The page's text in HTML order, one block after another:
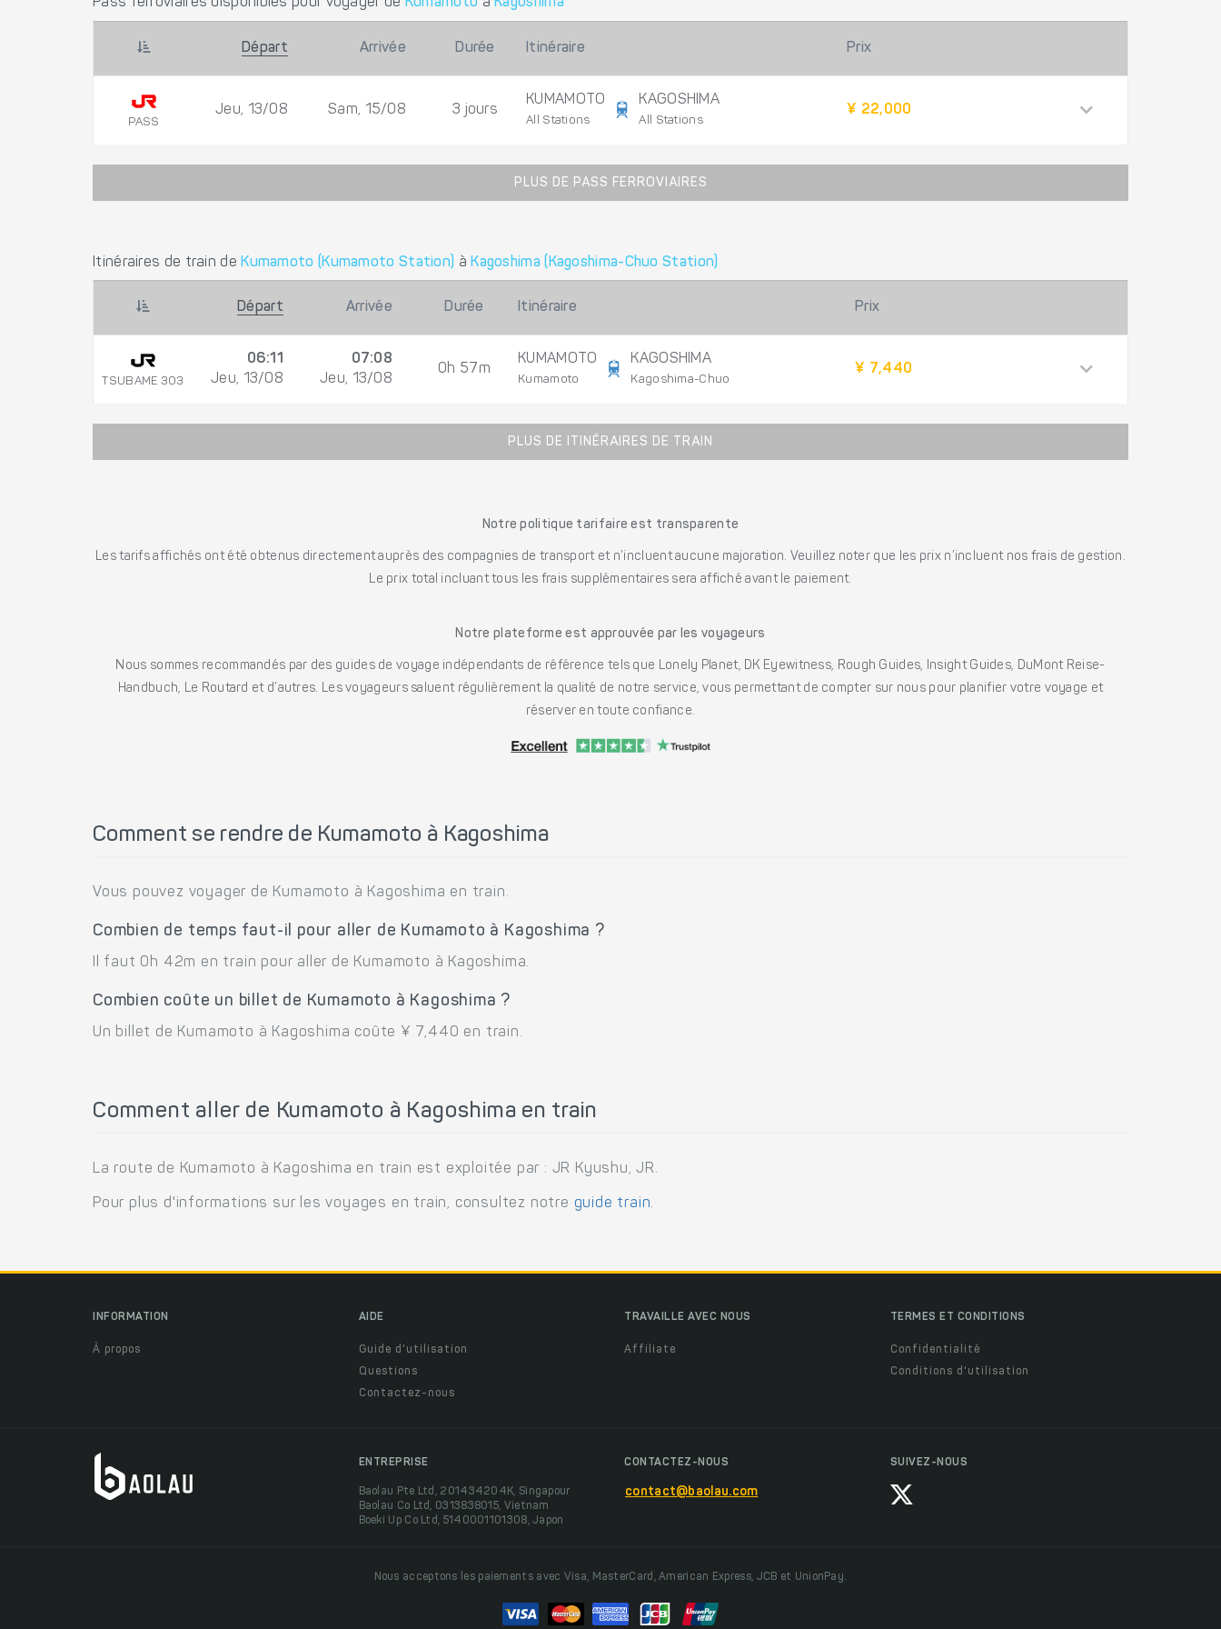
Départ Arrivée Durée Itinéraire Prix
PASS
Jeu, 13/08 Sam, 15/08 3 jours
KUMAMOTO
All Stations
KAGOSHIMA
All Stations
¥ 22,000
PLUS DE PASS FERROVIAIRES
Itinéraires de train de Kumamoto (Kumamoto Station) à Kagoshima (Kagoshima-Chuo Station)
Départ Arrivée Durée Itinéraire Prix
TSUBAME 303
06:11
Jeu, 13/08
07:08
Jeu, 13/08
0h 57m
KUMAMOTO
Kumamoto
KAGOSHIMA
Kagoshima-Chuo
¥ 7,440
PLUS DE ITINÉRAIRES DE TRAIN
Notre politique tarifaire est transparente
Les tarifs affichés ont été obtenus directement auprès des compagnies de transport et n’incluent aucune majoration. Veuillez noter que les prix n’incluent nos frais de gestion.
Le prix total incluant tous les frais supplémentaires sera affiché avant le paiement.
Notre plateforme est approuvée par les voyageurs
Nous sommes recommandés par des guides de voyage indépendants de référence tels que Lonely Planet, DK Eyewitness, Rough Guides, Insight Guides, DuMont Reise-
Handbuch, Le Routard et d’autres. Les voyageurs saluent régulièrement la qualité de notre service, vous permettant de compter sur nous pour planifier votre voyage et
réserver en toute confiance.
Comment se rendre de Kumamoto à Kagoshima
Vous pouvez voyager de Kumamoto à Kagoshima en train.
Combien de temps faut-il pour aller de Kumamoto à Kagoshima ?
Il faut 0h 42m en train pour aller de Kumamoto à Kagoshima.
Combien coûte un billet de Kumamoto à Kagoshima ?
Un billet de Kumamoto à Kagoshima coûte ¥ 7,440 en train.
Comment aller de Kumamoto à Kagoshima en train
La route de Kumamoto à Kagoshima en train est exploitée par : JR Kyushu, JR.
Pour plus d'informations sur les voyages en train, consultez notre guide train.
INFORMATION
À propos
AIDE
Guide d'utilisation
Questions
Contactez-nous
TRAVAILLE AVEC NOUS
Affiliate
TERMES ET CONDITIONS
Confidentialité
Conditions d'utilisation
ENTREPRISE
Baolau Pte Ltd, 201434204K, Singapour
Baolau Co Ltd, 0313838015, Vietnam
Boeki Up Co Ltd, 5140001101308, Japon
CONTACTEZ-NOUS
contact@baolau.com
SUIVEZ-NOUS
Nous acceptons les paiements avec Visa, MasterCard, American Express, JCB et UnionPay.